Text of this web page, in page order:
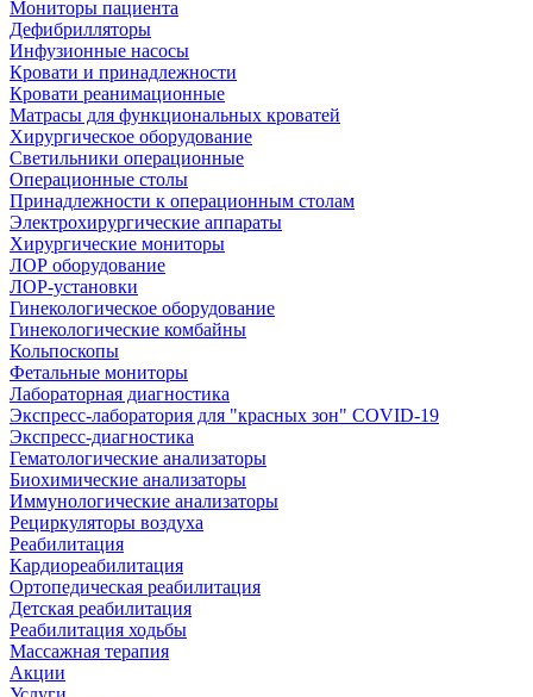
Мониторы пациента
Дефибрилляторы
Инфузионные насосы
Кровати и принадлежности
Кровати реанимационные
Матрасы для функциональных кроватей
Хирургическое оборудование
Светильники операционные
Операционные столы
Принадлежности к операционным столам
Электрохирургические аппараты
Хирургические мониторы
ЛОР оборудование
ЛОР-установки
Гинекологическое оборудование
Гинекологические комбайны
Кольпоскопы
Фетальные мониторы
Лабораторная диагностика
Экспресс-лаборатория для "красных зон" COVID-19
Экспресс-диагностика
Гематологические анализаторы
Биохимические анализаторы
Иммунологические анализаторы
Рециркуляторы воздуха
Реабилитация
Кардиореабилитация
Ортопедическая реабилитация
Детская реабилитация
Реабилитация ходьбы
Массажная терапия
Акции